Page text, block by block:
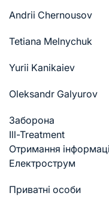
Andrii Chernousov
Tetiana Melnychuk
Yurii Kanikaiev
Oleksandr Galyurov
Заборона
Ill-Treatment
Отримання
Електрострум
Приватні особи